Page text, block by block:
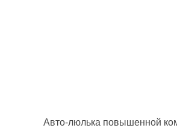
Авто-люлька повышенной